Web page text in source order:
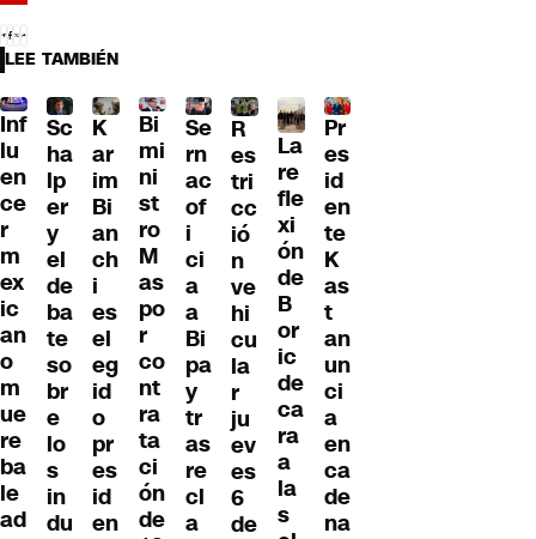
LEE TAMBIÉN
Inf
lu
en
ce
r
m
ex
ic
an
o
m
ue
re
ba
le
ad
Sc
ha
lp
er
y
el
de
ba
te
so
br
e
lo
s
in
du
K
ar
im
Bi
an
ch
i
es
el
eg
id
o
pr
es
id
en
Bi
mi
ni
st
ro
M
as
po
r
co
nt
ra
ta
ci
ón
de
Se
rn
ac
of
i
ci
a
a
Bi
pa
y
tr
as
re
cl
a
R
es
tri
cc
ió
n
ve
hi
cu
la
r
ju
ev
es
6
de
La
re
fle
xi
ón
de
B
or
ic
de
ca
ra
a
la
s
Pr
es
id
en
te
K
as
t
an
un
ci
a
en
ca
de
na